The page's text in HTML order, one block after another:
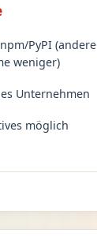
PyPI (andere
weniger)
Unternehmen
möglich